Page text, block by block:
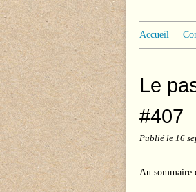
Accueil
Le
#407
Publié le 16
Au sommaire